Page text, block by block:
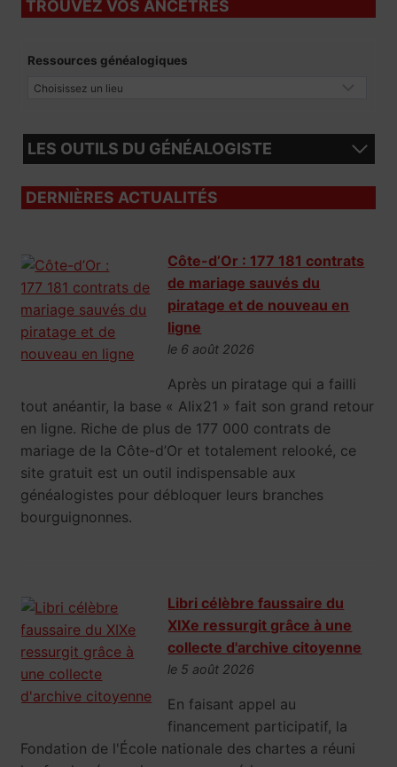
TROUVEZ VOS ANCÊTRES
Ressources généalogiques
LES OUTILS DU GÉNÉALOGISTE
DERNIÈRES ACTUALITÉS
Côte-d’Or : 177 181 contrats
de mariage sauvés du
piratage et de nouveau en
ligne
le 6 août 2026
Après un piratage qui a failli
tout anéantir, la base « Alix21 » fait son grand retour
en ligne. Riche de plus de 177 000 contrats de
mariage de la Côte-d’Or et totalement relooké, ce
site gratuit est un outil indispensable aux
généalogistes pour débloquer leurs branches
bourguignonnes.
Libri célèbre faussaire du
XIXe ressurgit grâce à une
collecte d'archive citoyenne
le 5 août 2026
En faisant appel au
financement participatif, la
Fondation de l'École nationale des chartes a réuni